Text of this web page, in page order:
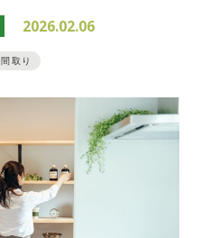
2026.02.06
間取り